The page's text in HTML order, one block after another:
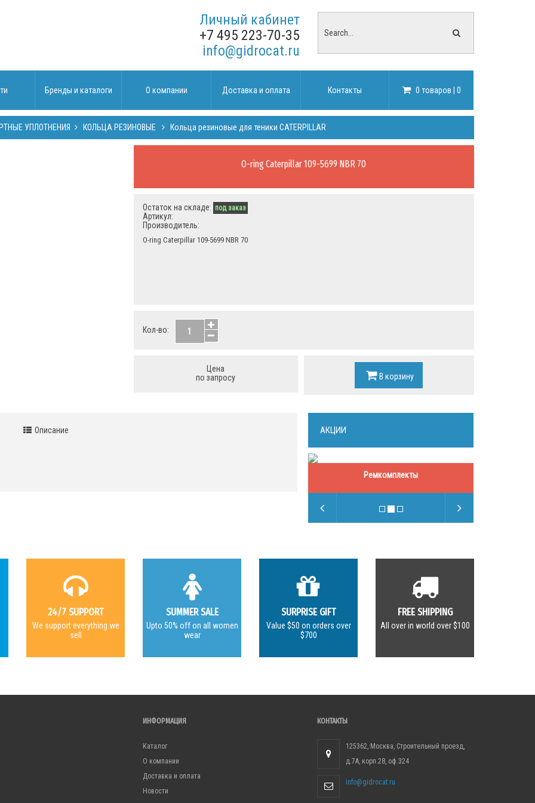
Личный кабинет
+7 495 223-70-35
info@gidrocat.ru
Бренды и каталоги О компании Доставка и оплата Контакты 0 товаров | 0
УПЛОТНЕНИЯ КОЛЬЦА РЕЗИНОВЫЕ Кольца резиновые для теники CATERPILLAR
O-ring Caterpillar 109-5699 NBR 70
Остаток на складе: под заказ
Артикул:
Производитель:
O-ring Caterpillar 109-5699 NBR 70
Кол-во:
Цена
по запросу
В корзину
Описание АКЦИИ
Ремкомплекты
24/7 SUPPORT
We support everything we
sell
SUMMER SALE
Upto 50% off on all women
wear
SURPRISE GIFT
Value $50 on orders over
$700
FREE SHIPPING
All over in world over $100
ИНФОРМАЦИЯ
Каталог
О компании
Доставка и оплата
Новости
КОНТАКТЫ
125362, Москва, Строительный проезд,
д.7А, корп.28, оф.324
info@gidrocat.ru